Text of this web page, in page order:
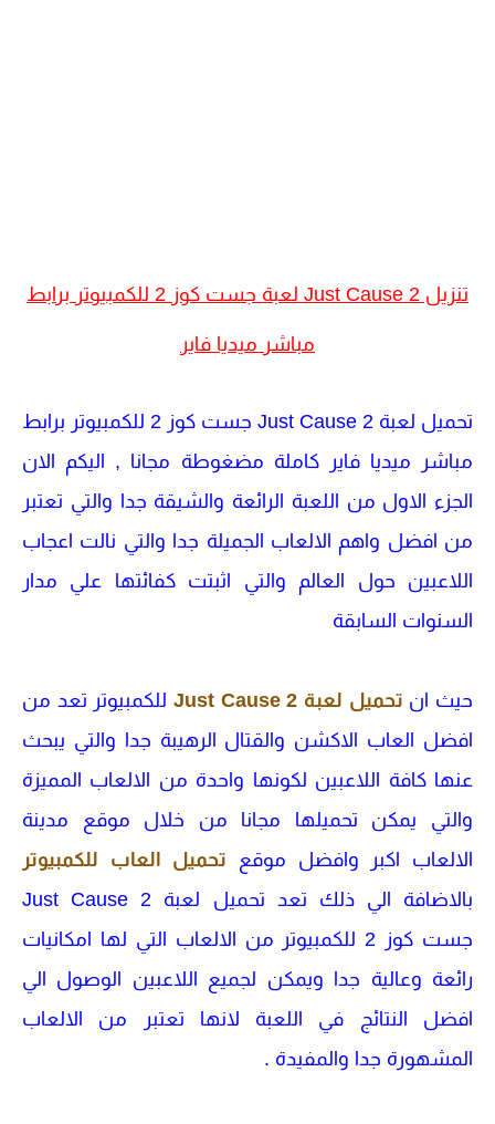
تنزيل Just Cause 2 لعبة جست كوز 2 للكمبيوتر برابط
مباشر ميديا فاير
تحميل لعبة Just Cause 2 جست كوز 2 للكمبيوتر برابط
مباشر ميديا فاير كاملة مضغوطة مجانا , اليكم الان
الجزء الاول من اللعبة الرائعة والشيقة جدا والتي تعتبر
من افضل واهم الالعاب الجميلة جدا والتي نالت اعجاب
اللاعبين حول العالم والتي اثبتت كفائتها علي مدار
السنوات السابقة
حيث ان تحميل لعبة Just Cause 2
للكمبيوتر تعد من
افضل العاب الاكشن والقتال الرهيبة جدا والتي يبحث
عنها كافة اللاعبين لكونها واحدة من الالعاب المميزة
والتي يمكن تحميلها مجانا من خلال موقع مدينة
الالعاب اكبر وافضل موقع تحميل العاب للكمبيوتر
بالاضافة الي ذلك تعد تحميل لعبة Just Cause 2
جست كوز 2 للكمبيوتر من الالعاب التي لها امكانيات
رائعة وعالية جدا ويمكن لجميع اللاعبين الوصول الي
افضل النتائج في اللعبة لانها تعتبر من الالعاب
المشهورة جدا والمفيدة .